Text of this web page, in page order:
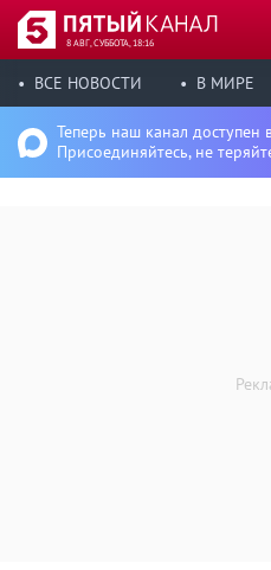
8 АВГ, СУББОТА, 18:16
ВСЕ НОВОСТИ В МИРЕ
Теперь наш канал доступен
Присоединяйтесь, не